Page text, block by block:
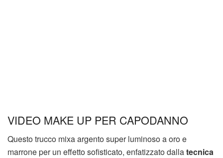
VIDEO MAKE UP PER CAPODANNO
Questo trucco mixa argento super luminoso a oro e
marrone per un effetto sofisticato, enfatizzato dallatecnica